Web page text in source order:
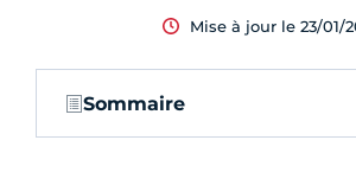
Mise à jour le 23/01/
Sommaire